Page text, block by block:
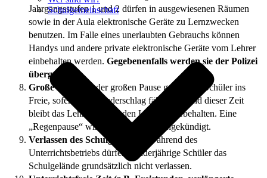
Schulgemeinschaft
Jahrgangsstufen 1 und 2 dürfen in ausgewiesenen Räumen
sowie in der Aula elektronische Geräte zu Lernzwecken
benutzen. Im Falle eines unerlaubten Gebrauchs können
Handys und andere private elektronische Geräte vom Lehrer
einbehalten werden. Gegebenenfalls werden sie der Polizei
übergeben.
Große Pause:
In der großen Pause gehen alle Schüler ins
Freie, sofern kein Niederschlag fällt. Während dieser Zeit
bleibt das Lehrerzimmer den Lehrern vorbehalten. Eine
„Regenpause“ wird per Durchsage angekündigt.
Verlassen des Schulgeländes:
Während des
Unterrichtsbetriebs dürfen minderjährige Schüler das
Schulgelände grundsätzlich nicht verlassen.